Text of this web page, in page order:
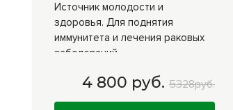
Источник молодости и
здоровья. Для поднятия
иммунитета и лечения раковых
заболеваний
4 800 руб. 5328руб.
200 г 4 800 руб.